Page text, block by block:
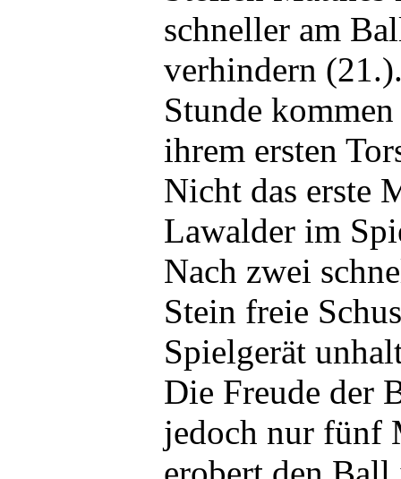
schneller am
verhindern
Stunde
ihrem ersten
Nicht das erste
Lawalder im
Nach zwei
Stein freie
Spielgerät
Die Freude der
jedoch nur fünf